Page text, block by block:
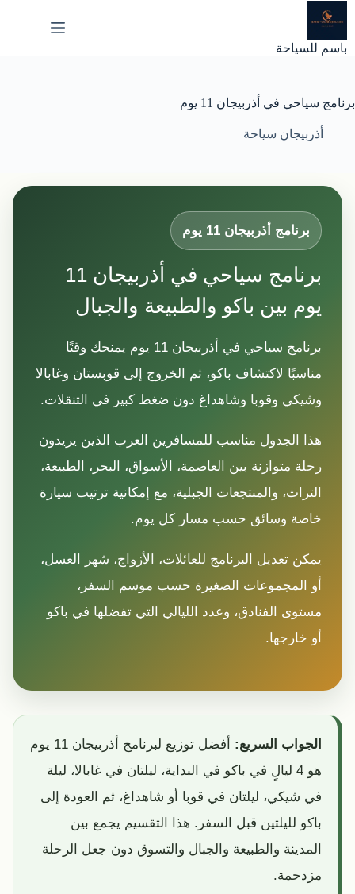
إلى
باسم للسياحة
برنامج سياحي في أذربيجان 11 يوم
أذربيجان سياحة
برنامج أذربيجان 11 يوم
برنامج سياحي في أذربيجان 11
يوم بين باكو والطبيعة والجبال
برنامج سياحي في أذربيجان 11 يوم يمنحك وقتًا
مناسبًا لاكتشاف باكو، ثم الخروج إلى قوبستان وغابالا
وشيكي وقوبا وشاهداغ دون ضغط كبير في التنقلات.
هذا الجدول مناسب للمسافرين العرب الذين يريدون
رحلة متوازنة بين العاصمة، الأسواق، البحر، الطبيعة،
التراث، والمنتجعات الجبلية، مع إمكانية ترتيب سيارة
خاصة وسائق حسب مسار كل يوم.
يمكن تعديل البرنامج للعائلات، الأزواج، شهر العسل،
أو المجموعات الصغيرة حسب موسم السفر،
مستوى الفنادق، وعدد الليالي التي تفضلها في باكو
أو خارجها.
الجواب السريع:
أفضل توزيع لبرنامج أذربيجان 11 يوم
هو 4 ليالٍ في باكو في البداية، ليلتان في غابالا، ليلة
في شيكي، ليلتان في قوبا أو شاهداغ، ثم العودة إلى
باكو لليلتين قبل السفر. هذا التقسيم يجمع بين
المدينة والطبيعة والجبال والتسوق دون جعل الرحلة
مزدحمة.